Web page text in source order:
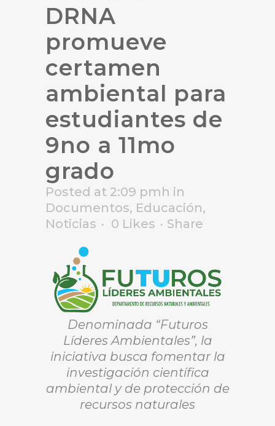
DRNA
promueve
certamen
ambiental para
estudiantes de
9no a 11mo
grado
Posted at 2:09 pmh in
Documentos, Educación,
Noticias
0 Likes Share
Denominada “Futuros
Líderes Ambientales”, la
iniciativa busca fomentar la
investigación científica
ambiental y de protección de
recursos naturales